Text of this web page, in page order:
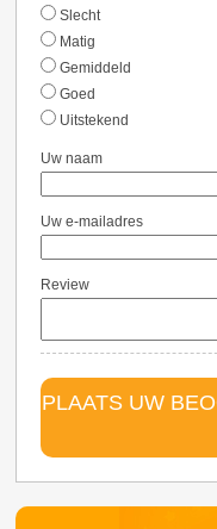
Slecht
Matig
Gemiddeld
Goed
Uitstekend
Uw naam
Uw e-mailadres
Review
PLAATS UW